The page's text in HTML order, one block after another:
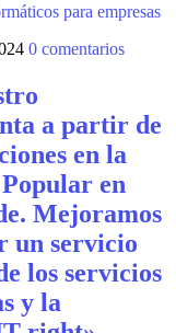
para empresas
0 comentarios
a partir de
en la
en
Mejoramos
un servicio
los servicios
y la